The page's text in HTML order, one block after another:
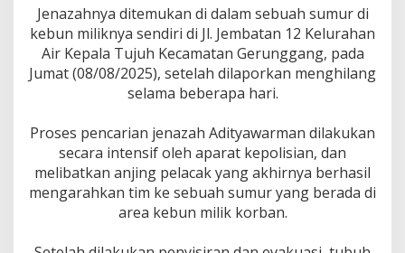
i
s
,
D
i
t
u
k
a
n
e
‎Jenazahnya ditemukan di dalam sebuah sumur di
kebun miliknya sendiri di Jl. Jembatan 12 Kelurahan
Air Kepala Tujuh Kecamatan Gerunggang, pada
Jumat (08/08/2025), setelah dilaporkan menghilang
selama beberapa hari.
‎Proses pencarian jenazah Adityawarman dilakukan
secara intensif oleh aparat kepolisian, dan
melibatkan anjing pelacak yang akhirnya berhasil
mengarahkan tim ke sebuah sumur yang berada di
area kebun milik korban.